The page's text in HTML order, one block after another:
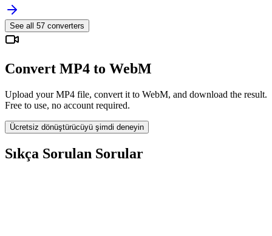
See all 57 converters
Convert MP4 to WebM
Upload your MP4 file, convert it to WebM, and download the result.
Free to use, no account required.
Ücretsiz dönüştürücüyü şimdi deneyin
Sıkça Sorulan Sorular